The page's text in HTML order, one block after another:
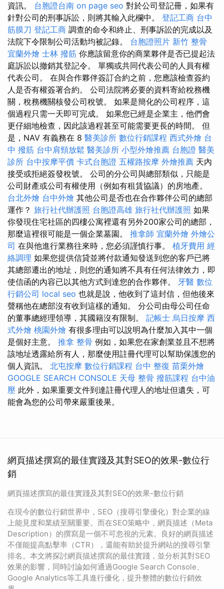
資訊。 台胞證台南 on page seo 對於公司登記冊，如果有
針對公司的刑事訴訟，則將其輸入此欄中。 登記工商 台中
筋膜刀 登記工商 調查的命令和終止、刑事訴訟的完成以及
法院下令限制公司活動均被記錄。 台胞證照片 新竹 整骨
宜蘭外燴 士林 撥筋 你應該留意你的商業夥伴是否已提起法
庭訴訟以撤銷其登記令。 單獨或共同代表公司的人員有權
代表公司。 在與合作夥伴簽訂合約之前，您應該檢查簽約
人是否有權簽署合約。 公司法院將必要的資料寄給稅務機
關，稅務機關核發公司稅號。 如果是簡化的公司程序，這
個過程只​​需一天即可完成。 如果您已經是企業主，他們會
更仔細地檢查，因此該過程甚至可能需要更長的時間。 但
是，NAV 有義務在 8 醫美診所 數位行銷課程 西式外燴 台
中 撥筋 台中肩頸放鬆 醫美診所 小型外燴推薦 台胞證 醫美
診所 台中按摩平價 卡式台胞證 五權路按摩 外燴推薦 天內
接受或拒絕簽發稅號。 公司的分公司與總部類似，只能是
公司財產或公司有權使用（例如有租賃協議）的房地產。
台北外燴 台中外燴 其他公司是否也在合作夥伴公司的總部
運作？ 旅行社代辦護照 台胞證高雄 旅行社代辦護照 如果
你發現住宅社區的四樓公寓裡還有另外200家公司的總部，
那麼這裡很可能是一個企業墓園。 推拿師 宜蘭外燴 外燴公
司 在與他進行業務往來時，您必須謹慎行事。 植牙費用 經
絡調理 如果您提供信貸並將付款通知發送到您的客戶已將
其總部遷出的地址，則您的通知將不具有任何法律效力，即
使信函的內容已以其他方式到達您的合作夥伴。 牙醫 數位
行銷公司 local seo 也就是說，他收到了這封信，但他後來
聲稱他在總部沒有收到這樣的通知。 分公司由母公司任命
的董事總經理領導，其國籍沒有限制。 記帳士 烏日按摩 西
式外燴 桃園外燴 有很多理由可以說明為什麼加入其中一個
是個好主意。 推拿 整骨 例如，如果您在家創業並且不想將
該地址透露給所有人，那麼使用註冊代理可以幫助保護您的
個人資訊。 北屯按摩 數位行銷課程 台中 整復 苗栗外燴
GOOGLE SEARCH CONSOLE 天母 整骨 撥筋課程 台中油
壓 此外，如果重要文件到達註冊代理人的地址但遺失，可
能會為您的公司帶來嚴重後果。
網頁描述撰寫的最佳實踐及其對SEO的效果-數位行
銷
網頁描述撰寫的最佳實踐及其對SEO的效果-數位行銷
在現今的數位行銷世界中，SEO（搜尋引擎優化）對企業的線
上能見度和業績至關重要。而在SEO策略中，網頁描述（Meta
Description）的撰寫是一個不可忽視的元素。良好的網頁描述
不僅能提高點擊率（CTR），還能有助於提升網站的搜尋引擎
排名。本文將探討網頁描述撰寫的最佳實踐，並分析其對SEO
效果的影響，同時討論如何通過Google Search Console、
Google Analytics等工具進行優化，提升整體的數位行銷效